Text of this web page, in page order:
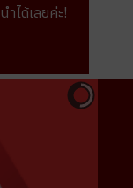
ได้เลยค่ะ!